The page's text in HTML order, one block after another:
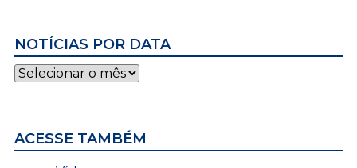
NOTÍCIAS POR DATA
Notícias
por
ACESSE TAMBÉM